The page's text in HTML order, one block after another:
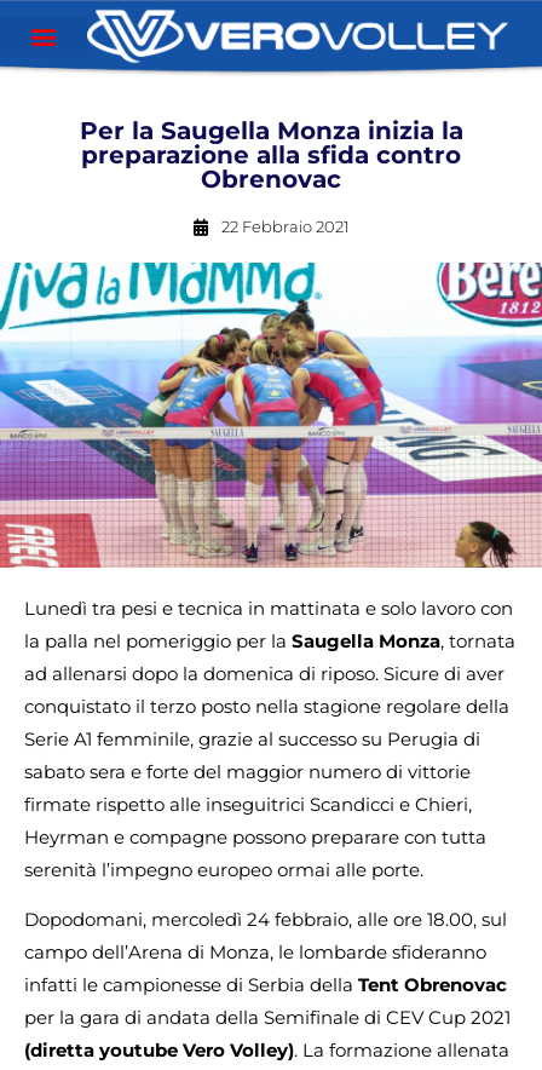
Per la Saugella Monza inizia la
preparazione alla sfida contro
Obrenovac
22 Febbraio 2021
Lunedì tra pesi e tecnica in mattinata e solo lavoro con
la palla nel pomeriggio per la Saugella Monza, tornata
ad allenarsi dopo la domenica di riposo. Sicure di aver
conquistato il terzo posto nella stagione regolare della
Serie A1 femminile, grazie al successo su Perugia di
sabato sera e forte del maggior numero di vittorie
firmate rispetto alle inseguitrici Scandicci e Chieri,
Heyrman e compagne possono preparare con tutta
serenità l’impegno europeo ormai alle porte.
Dopodomani, mercoledì 24 febbraio, alle ore 18.00, sul
campo dell’Arena di Monza, le lombarde sfideranno
infatti le campionesse di Serbia della Tent Obrenovac
per la gara di andata della Semifinale di CEV Cup 2021
(diretta youtube Vero Volley). La formazione allenata